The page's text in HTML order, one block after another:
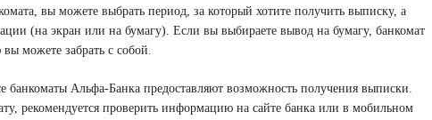
вы можете выбрать период, за который хотите получить выписку, а
(на экран или на бумагу). Если вы выбираете вывод на бумагу, банкомат
можете забрать с собой.
банкоматы Альфа-Банка предоставляют возможность получения выписки.
рекомендуется проверить информацию на сайте банка или в мобильном